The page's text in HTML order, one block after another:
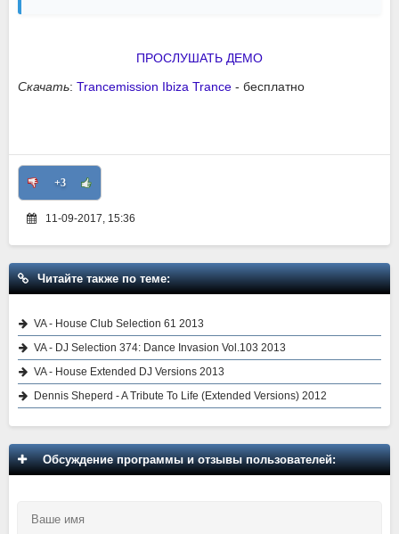
ПРОСЛУШАТЬ ДЕМО
Скачать: Trancemission Ibiza Trance - бесплатно
+3
11-09-2017, 15:36
Читайте также по теме:
VA - House Club Selection 61 2013
VA - DJ Selection 374: Dance Invasion Vol.103 2013
VA - House Extended DJ Versions 2013
Dennis Sheperd - A Tribute To Life (Extended Versions) 2012
Обсуждение программы и отзывы пользователей: